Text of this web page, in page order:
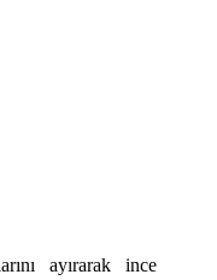
ayırarak ince